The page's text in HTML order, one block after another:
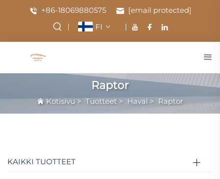
+86-18069880575
[email protected]
FI
Raptor
Kotisivu > Tuotteet > Haval > Raptor
KAIKKI TUOTTEET